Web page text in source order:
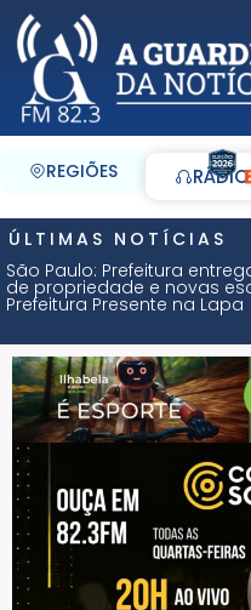
REGIÕES RÁDIO
ÚLTIMAS NOTÍCIAS
São Paulo: Prefeitura
de propriedade e novas
Prefeitura Presente na Lapa